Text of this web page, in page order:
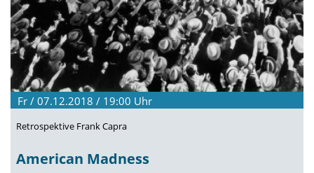
Fr / 07.12.2018 / 19:00 Uhr
Retrospektive Frank Capra
American Madness